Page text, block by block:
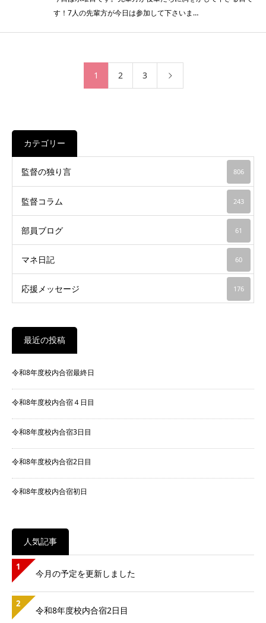
す！7人の先輩方が今日は参加して下さいま…
1 2 3
カテゴリー
監督の独り言 806
監督コラム 243
部員ブログ 61
マネ日記 60
応援メッセージ 176
最近の投稿
令和8年度校内合宿最終日
令和8年度校内合宿４日目
令和8年度校内合宿3日目
令和8年度校内合宿2日目
令和8年度校内合宿初日
人気記事
1
今月の予定を更新しました
2
令和8年度校内合宿2日目